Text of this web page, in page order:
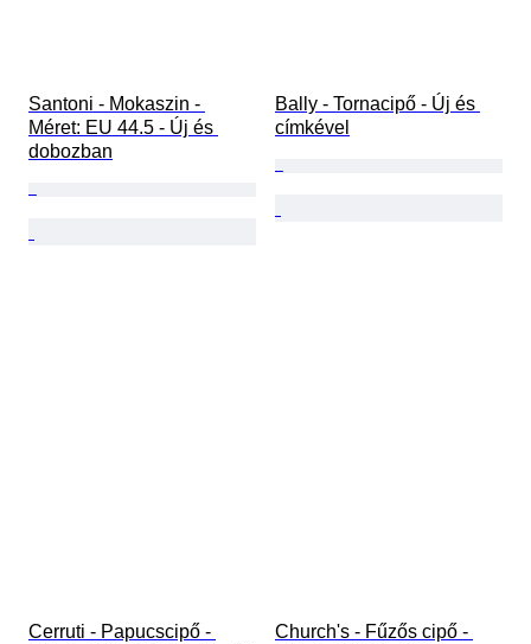
Santoni - Mokaszin -
Méret: EU 44.5 - Új és
dobozban
Bally - Tornacipő - Új és
címkével
Cerruti - Papucscipő -
Church's - Fűzős cipő -